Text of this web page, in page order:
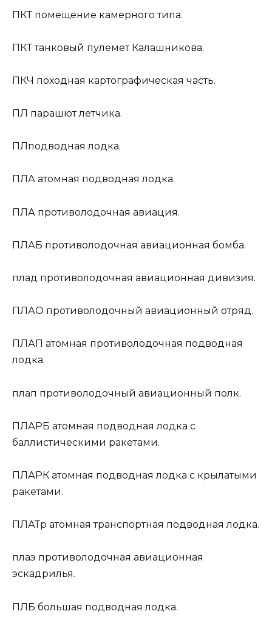
ПКТ помещение камерного типа.
ПКТтанковый пулемет Калашникова.
ПКЧ походная картографическая часть.
ПЛ парашют летчика.
ПЛ подводная лодка.
ПЛА атомная подводная лодка.
ПЛА противолодочная авиация.
ПЛАБ противолодочная авиационная бомба.
плад противолодочная авиационная дивизия.
ПЛАО противолодочный авиационный отряд.
ПЛАП атомная противолодочная подводная
лодка.
плап противолодочный авиационный полк.
ПЛАРБ атомная подводная лодка с
баллистическими ракетами.
ПЛАРК атомная подводная лодка с крылатыми
ракетами.
ПЛАТр атомная транспортная подводная лодка.
плаэ противолодочная авиационная
эскадрилья.
ПЛБ большая подводная лодка.